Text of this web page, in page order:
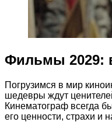
Фильмы 2029:
Погрузимся в мир
шедевры ждут
Кинематограф всегда
его ценности, страхи и